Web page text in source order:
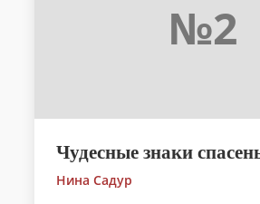
№2
Чудесные знаки
Нина Садур